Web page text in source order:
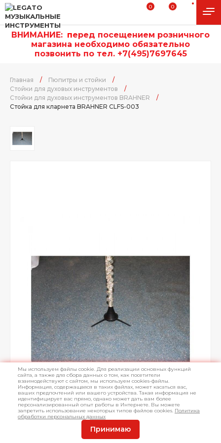
0 0
ВНИМАНИЕ: перед посещением розничного
магазина необходимо обязательно
позвонить по тел. +7(495)7697645
Главная / Пюпитры и стойки
/
Стойки для духовых инструментов
/
Стойки для духовых инструментов BRAHNER
/
Стойка для кларнета BRAHNER CLFS-003
Мы используем файлы cookie. Для реализации основных функций
сайта, а также для сбора данных о том, как посетители
взаимодействуют с сайтом, мы используем cookies-файлы.
Информация, содержащаяся в таких файлах, может касаться вас,
ваших предпочтений или вашего устройства. Такая информация не
идентифицирует вас прямо, однако может дать вам более
персонализированный опыт работы в Интернете. Вы можете
запретить использование некоторых типов файлов cookies. Политика
обработки персональных данных
Принимаю